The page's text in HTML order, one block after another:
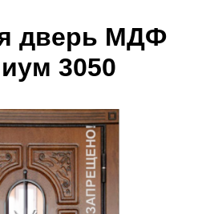
дверь МДФ
3050